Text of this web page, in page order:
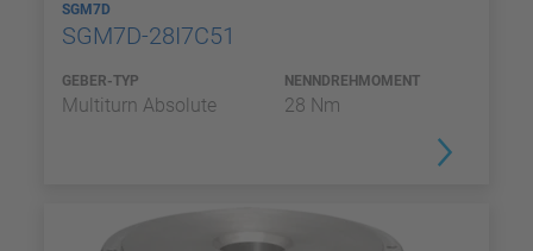
SGM7D
SGM7D-28I7C51
GEBER-TYP
Multiturn Absolute
NENNDREHMOMENT
28 Nm